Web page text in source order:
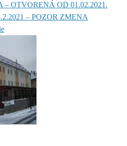
OTVORENÁ OD 01.02.2021.
– POZOR ZMENA